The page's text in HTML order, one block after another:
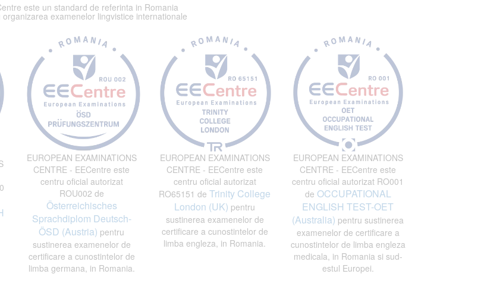
este un standard de referinta in Romania
organizarea examenelor lingvistice internationale
EUROPEAN EXAMINATIONS
CENTRE - EECentre este
centru oficial autorizat
ROU002 de
Österreichisches
Sprachdiplom Deutsch-
ÖSD (Austria) pentru
sustinerea examenelor de
certificare a cunostintelor de
limba germana, in Romania.
EUROPEAN EXAMINATIONS
CENTRE - EECentre este
centru oficial autorizat
RO65151 de Trinity College
London (UK) pentru
sustinerea examenelor de
certificare a cunostintelor de
limba engleza, in Romania.
EUROPEAN EXAMINATIONS
CENTRE - EECentre este
centru oficial autorizat RO001
de OCCUPATIONAL
ENGLISH TEST-OET
(Australia) pentru sustinerea
examenelor de certificare a
cunostintelor de limba engleza
medicala, in Romania si sud-
estul Europei.